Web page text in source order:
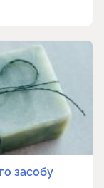
засобу